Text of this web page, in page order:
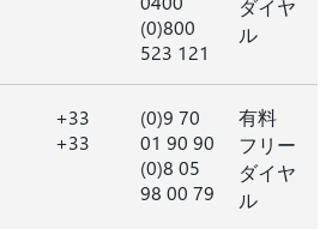
(0)800
523 121
ダイヤ
ル
+33
+33
(0)9 70
01 90 90
(0)8 05
98 00 79
有料
フリー
ダイヤ
ル